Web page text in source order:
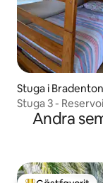
Stuga i Bradenton
Stuga 3 -
Andra